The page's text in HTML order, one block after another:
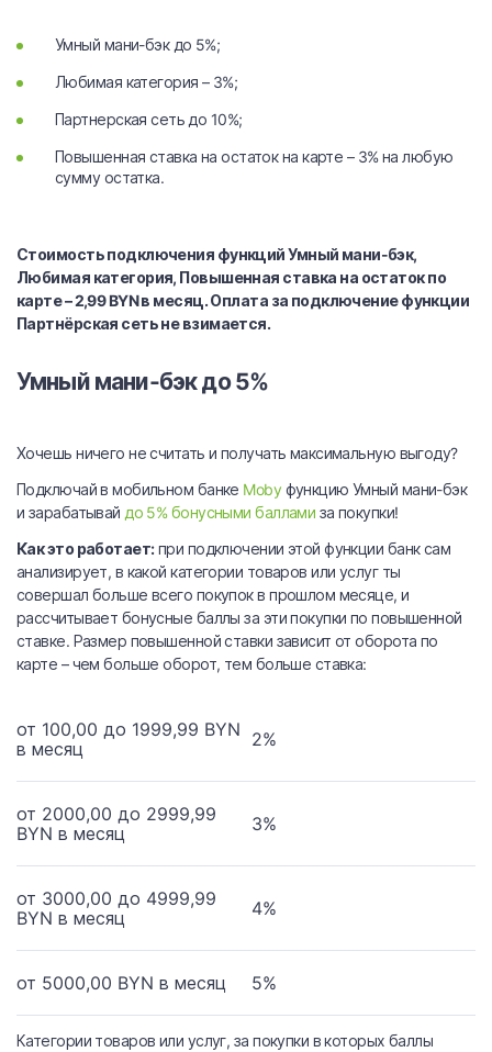
Умный мани-бэк до 5%;
Любимая категория – 3%;
Партнерская сеть до 10%;
Повышенная ставка на остаток на карте – 3% на любую
сумму остатка.
Стоимость подключения функций Умный мани-бэк,
Любимая категория, Повышенная ставка на остаток по
карте – 2,99 BYN в месяц. Оплата за подключение функции
Партнёрская сеть не взимается.
Умный мани-бэк до 5%
Хочешь ничего не считать и получать максимальную выгоду?
Подключай в мобильном банке Mobyфункцию Умный мани-бэк
и зарабатывай до 5% бонусными баллами за покупки!
Как это работает:при подключении этой функции банк сам
анализирует, в какой категории товаров или услуг ты
совершал больше всего покупок в прошлом месяце, и
рассчитывает бонусные баллы за эти покупки по повышенной
ставке. Размер повышенной ставки зависит от оборота по
карте – чем больше оборот, тем больше ставка:
от 100,00 до 1999,99 BYN
в месяц
2%
от 2000,00 до 2999,99
BYN в месяц
3%
от 3000,00 до 4999,99
BYN в месяц
4%
от 5000,00 BYN в месяц 5%
Категории товаров или услуг, за покупки в которых баллы